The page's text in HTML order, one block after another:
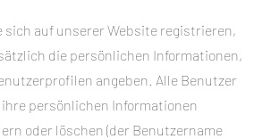
sich auf unserer Website registrieren,
die persönlichen Informationen,
angeben. Alle Benutzer
persönlichen Informationen
oder löschen (der Benutzername